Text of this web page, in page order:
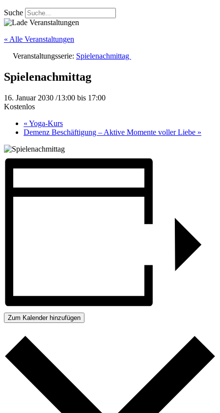
Suche
« Alle Veranstaltungen
Veranstaltungsserie: Spielenachmittag
Spielenachmittag
16. Januar 2030 /13:00 bis 17:00
Kostenlos
« Yoga-Kurs
Demenz Beschäftigung – Aktive Momente voller Liebe »
Zum Kalender hinzufügen